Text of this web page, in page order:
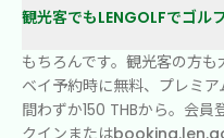
観光客でもLENGOLFでゴル
もちろんです。観光客の方
ベイ予約時に無料、プレミ
間わずか150 THBから。会
クインまたは